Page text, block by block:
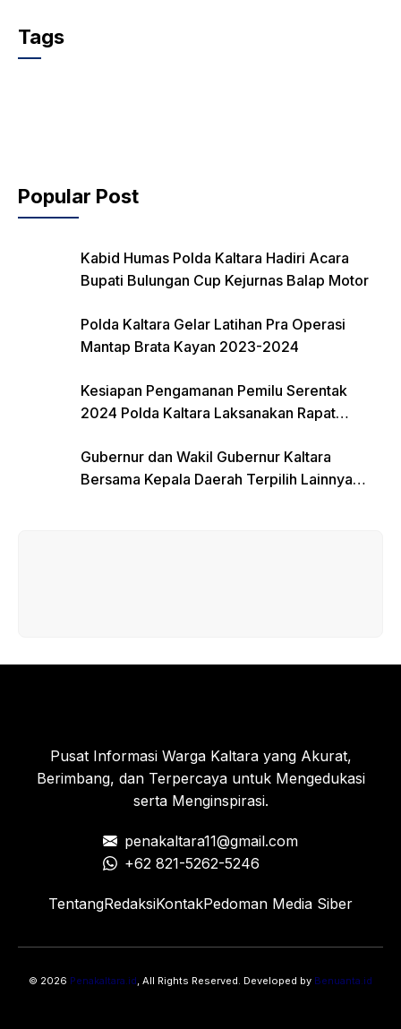
c
e
Tags
Popular Post
Kabid Humas Polda Kaltara Hadiri Acara
Bupati Bulungan Cup Kejurnas Balap Motor
Polda Kaltara Gelar Latihan Pra Operasi
Mantap Brata Kayan 2023-2024
Kesiapan Pengamanan Pemilu Serentak
2024 Polda Kaltara Laksanakan Rapat
Gubernur dan Wakil Gubernur Kaltara
Bersama Kepala Daerah Terpilih Lainnya
Pusat Informasi Warga Kaltara yang Akurat,
Berimbang, dan Terpercaya untuk Mengedukasi
serta Menginspirasi.
penakaltara11@gmail.com
+62 821-5262-5246
TentangRedaksiKontakPedoman Media Siber
© 2026 Penakaltara.id, All Rights Reserved. Developed by Benuanta.id